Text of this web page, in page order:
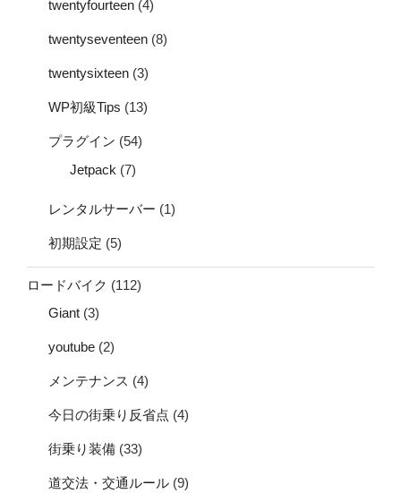
twentyfourteen (4)
twentyseventeen (8)
twentysixteen (3)
WP初級Tips (13)
プラグイン (54)
Jetpack (7)
レンタルサーバー (1)
初期設定 (5)
ロードバイク (112)
Giant (3)
youtube (2)
メンテナンス (4)
今日の街乗り反省点 (4)
街乗り装備 (33)
道交法・交通ルール (9)